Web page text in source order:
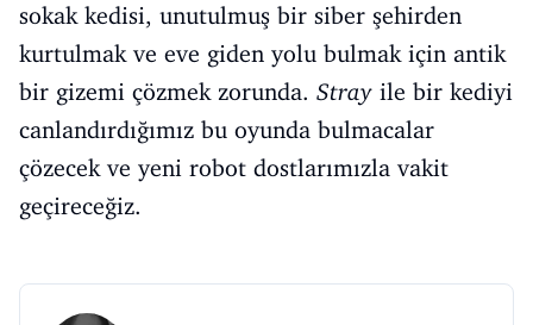
sokak kedisi, unutulmuş bir siber şehirden
kurtulmak ve eve giden yolu bulmak için antik
bir gizemi çözmek zorunda. Stray ile bir kediyi
canlandırdığımız bu oyunda bulmacalar
çözecek ve yeni robot dostlarımızla vakit
geçireceğiz.